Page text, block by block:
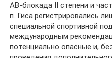
АВ-блокада II степени и
п. Гиса регистрировались
специальной спортивной
международным
потенциально опасные и,